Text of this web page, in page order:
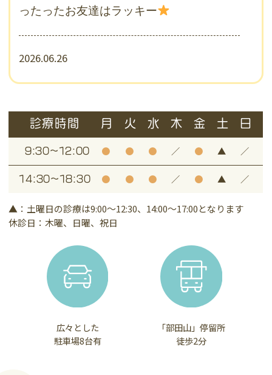
ったったお友達はラッキー
2026.06.26
ガチャにいれたよ（笑）
だれにでるかな。。お楽しみに(⋈◍＞◡＜
◍)。✧♡
歯みがき粉の販売制限なくなりました
ライオン製品の入荷が困難となりしばらく
購入制限をさせていただいきご不便をおか
けしておりましたが、
入荷ができるようになりましたので、通常
通りの販売とさせていただきます。（種類
の違うものを３本ぐらいまで）
診療時間 月 火 水 木 金 土 日
9:30～12:00 ● ● ● ／ ● ▲ ／
14:30～18:30 ● ● ● ／ ● ▲ ／
▲：土曜日の診療は9:00～12:30、14:00～17:00となります
休診日：木曜、日曜、祝日
広々とした
駐車場8台有
「部田山」停留所
徒歩2分